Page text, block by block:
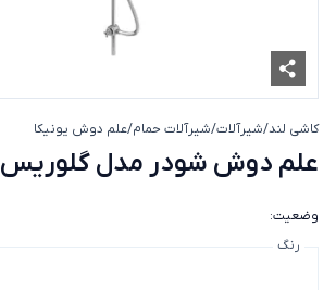
کاشی لند/شیرآلات/شیرآلات حمام/علم دوش یونیکا
علم دوش شودر مدل گلوریس
وضعیت:
رنگ